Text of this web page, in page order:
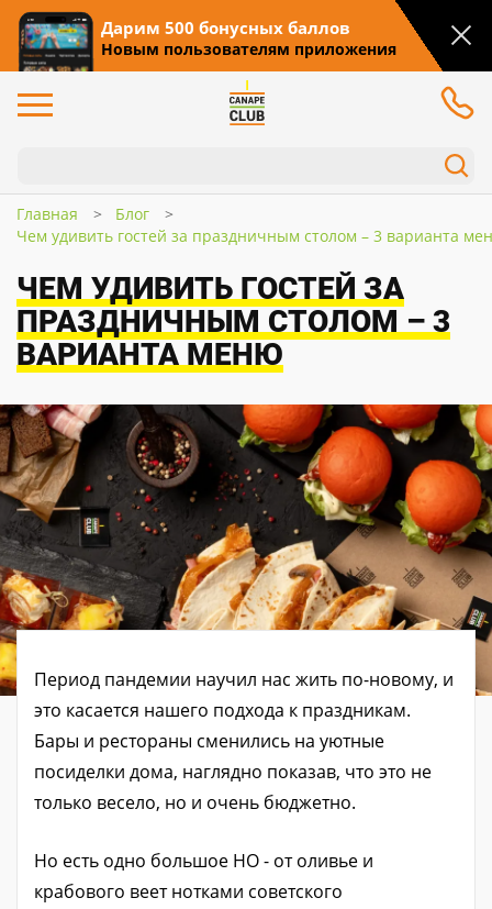
Дарим 500 бонусных баллов
Новым пользователям приложения
Главная
Блог
Чем удивить гостей за праздничным столом – 3 варианта
ЧЕМ УДИВИТЬ ГОСТЕЙ ЗА
ПРАЗДНИЧНЫМ СТОЛОМ – 3
ВАРИАНТА МЕНЮ
Период пандемии научил нас жить по-новому, и
это касается нашего подхода к праздникам.
Бары и рестораны сменились на уютные
посиделки дома, наглядно показав, что это не
только весело, но и очень бюджетно.
Но есть одно большое НО - от оливье и
крабового веет нотками советского